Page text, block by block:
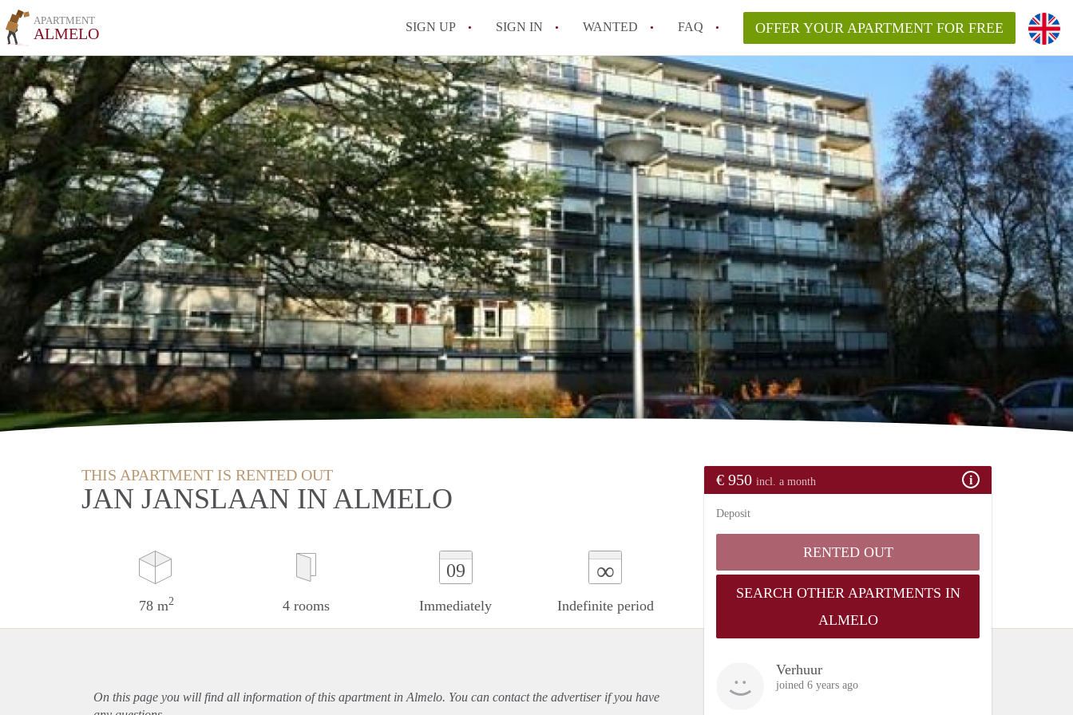
APARTMENT
ALMELO SIGN UP SIGN IN WANTED FAQ
All FAQs
OFFER YOUR APARTMENT FOR FREE
THIS APARTMENT IS RENTED OUT
JAN JANSLAAN IN ALMELO
78 m2 4 rooms
09
Immediately
∞
Indefinite period
€ 950 incl. a month
Deposit
RENTED OUT
SEARCH OTHER APARTMENTS IN
ALMELO
Verhuur
joined 6 years ago
On this page you will find all information of this apartmentin Almelo. You can contact the advertiser if you have